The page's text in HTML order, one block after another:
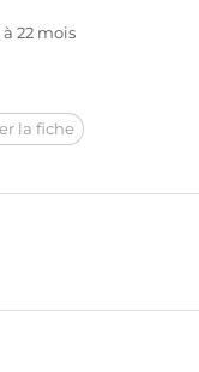
22 mois
la fiche